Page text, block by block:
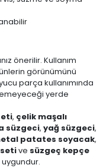
önerilir. Kullanım
görünümünü
parça kullanımında
yerde
, çelik maşalı
süzgeci, yağ süzgeci,
patates soyacak,
ve süzgeç kepçe
uygundur.